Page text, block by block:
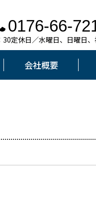
0176-66-
定休日／水曜日、日曜日、
会社概要